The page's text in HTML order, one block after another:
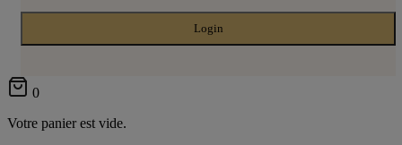
0
Votre panier est vide.